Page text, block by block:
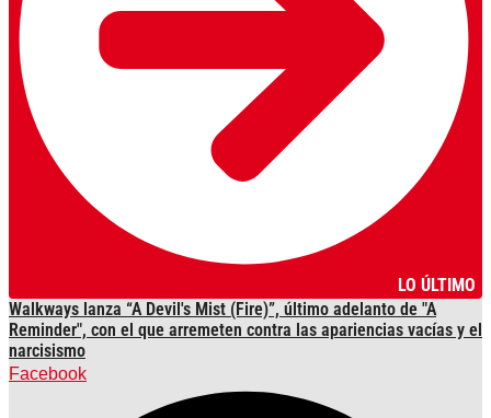
LO ÚLTIMO
Walkways lanza “A Devil's Mist (Fire)”, último adelanto de "A
Reminder", con el que arremeten contra las apariencias vacías y el
narcisismo
Facebook